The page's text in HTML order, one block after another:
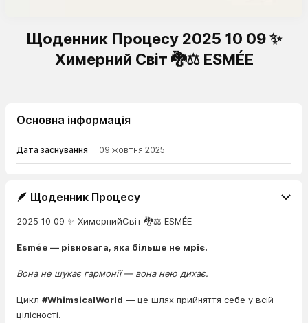
Щоденник Процесу 2025 10 09 ✨
Химерний Світ 🐉⚖️ ESMÉE
Основна інформація
Дата заснування 09 жовтня 2025
🪶 Щоденник Процесу
2025 10 09 ✨ ХимернийСвіт 🐉⚖️ ESMÉE
Esmée — рівновага, яка більше не мріє.
Вона не шукає гармонії — вона нею дихає.
Цикл #WhimsicalWorld — це шлях прийняття себе у всій
цілісності.